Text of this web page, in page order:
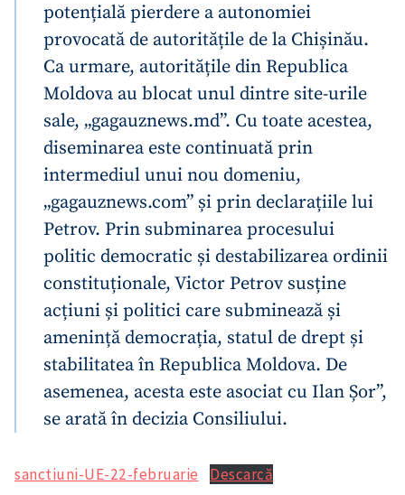
Trimite o informație
Despre ZdG
in English
на русском
potențială pierdere a autonomiei
provocată de autoritățile de la Chișinău.
Ca urmare, autoritățile din Republica
Moldova au blocat unul dintre site-urile
sale, „gagauznews.md”. Cu toate acestea,
diseminarea este continuată prin
intermediul unui nou domeniu,
„gagauznews.com” și prin declarațiile lui
Petrov. Prin subminarea procesului
politic democratic și destabilizarea ordinii
constituționale, Victor Petrov susține
acțiuni și politici care subminează și
amenință democrația, statul de drept și
stabilitatea în Republica Moldova. De
asemenea, acesta este asociat cu Ilan Șor”,
se arată în decizia Consiliului.
sanctiuni-UE-22-februarie Descarcă